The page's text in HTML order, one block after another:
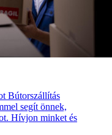
Bútorszállítás
segít önnek,
Hívjon minket és